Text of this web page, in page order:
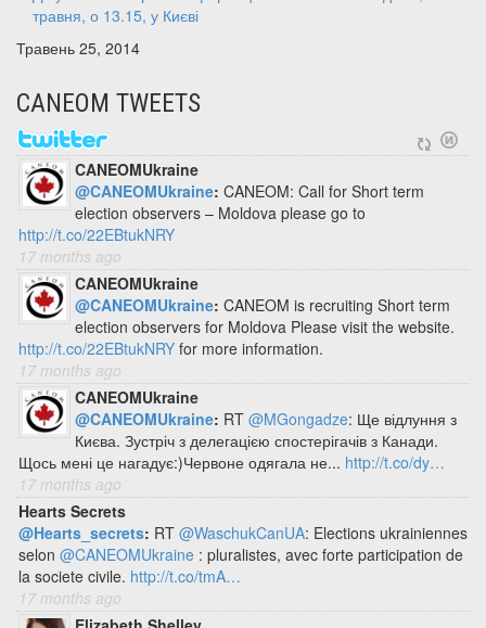
травня, о 13.15, у Києві
Травень 25, 2014
CANEOM TWEETS
CANEOMUkraine
@CANEOMUkraine: CANEOM: Call for Short term
election observers – Moldova please go to
http://t.co/22EBtukNRY
17 months ago
CANEOMUkraine
@CANEOMUkraine: CANEOM is recruiting Short term
election observers for Moldova Please visit the website.
http://t.co/22EBtukNRY for more information.
17 months ago
CANEOMUkraine
@CANEOMUkraine: RT @MGongadze: Ще відлуння з
Києва. Зустріч з делегацією спостерігачів з Канади.
Щось мені це нагадує:)Червоне одягала не... http://t.co/dy…
17 months ago
Hearts Secrets
@Hearts_secrets: RT @WaschukCanUA: Elections ukrainiennes
selon @CANEOMUkraine : pluralistes, avec forte participation de
la societe civile. http://t.co/tmA…
17 months ago